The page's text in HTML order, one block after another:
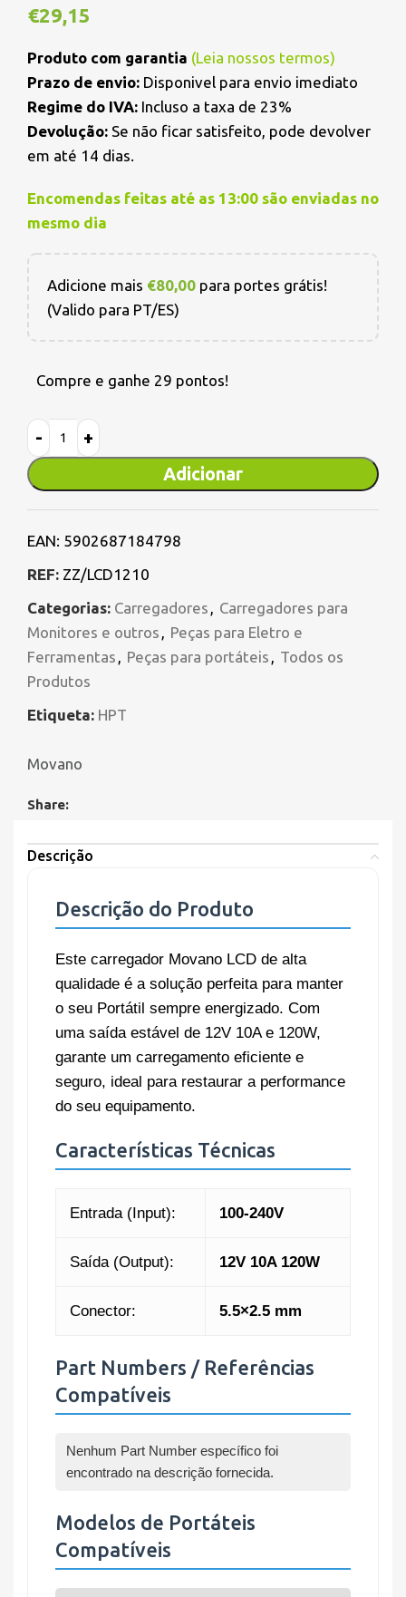
€29,15
Produto com garantia (Leia nossos termos)
Prazo de envio: Disponivel para envio imediato
Regime do IVA: Incluso a taxa de 23%
Devolução: Se não ficar satisfeito, pode devolver
em até 14 dias.
Encomendas feitas até as 13:00 são enviadas no
mesmo dia
Adicione mais €80,00 para portes grátis!
(Valido para PT/ES)
Compre e ganhe 29 pontos!
Adicionar
EAN: 5902687184798
REF: ZZ/LCD1210
Categorias: Carregadores , Carregadores para
Monitores e outros , Peças para Eletro e
Ferramentas , Peças para portáteis , Todos os
Produtos
Etiqueta: HPT
Movano
Share:
Descrição
Descrição do Produto
Este carregador Movano LCD de alta
qualidade é a solução perfeita para manter
o seu Portátil sempre energizado. Com
uma saída estável de 12V 10A e 120W,
garante um carregamento eficiente e
seguro, ideal para restaurar a performance
do seu equipamento.
Características Técnicas
Entrada (Input): 100-240V
Saída (Output): 12V 10A 120W
Conector: 5.5×2.5 mm
Part Numbers / Referências
Compatíveis
Nenhum Part Number específico foi
encontrado na descrição fornecida.
Modelos de Portáteis
Compatíveis